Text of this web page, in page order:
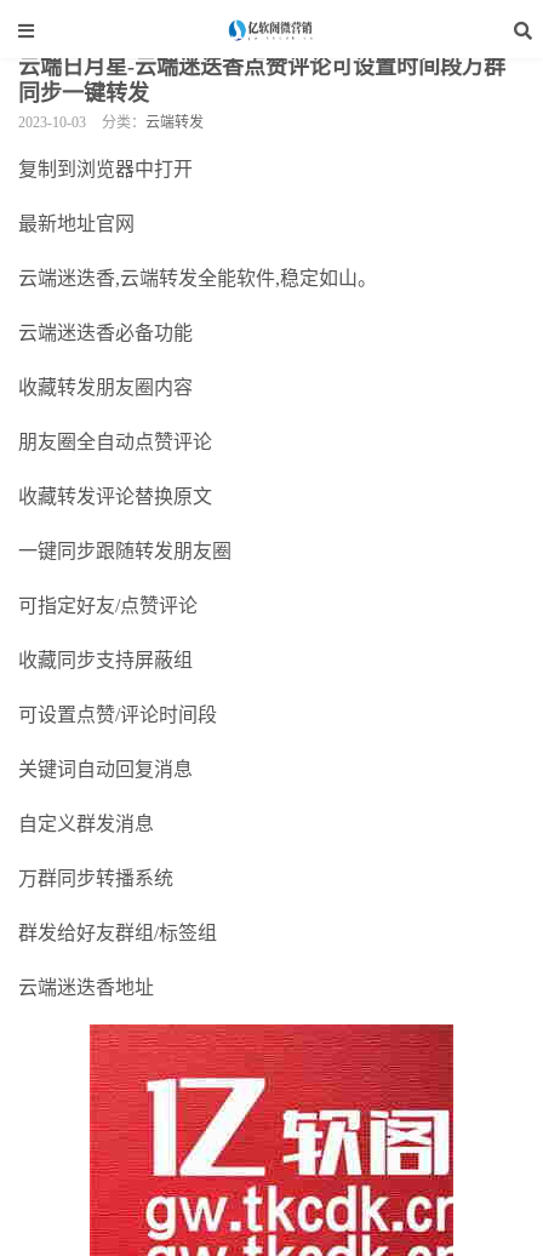
当前位置： 云端软件 > 云端转发
云端日月星-云端迷迭香点赞评论可设置时间段万群
同步一键转发
2023-10-03 分类： 云端转发
复制到浏览器中打开
最新地址官网
云端迷迭香,云端转发全能软件,稳定如山。
云端迷迭香必备功能
收藏转发朋友圈内容
朋友圈全自动点赞评论
收藏转发评论替换原文
一键同步跟随转发朋友圈
可指定好友/点赞评论
收藏同步支持屏蔽组
可设置点赞/评论时间段
关键词自动回复消息
自定义群发消息
万群同步转播系统
群发给好友群组/标签组
云端迷迭香地址